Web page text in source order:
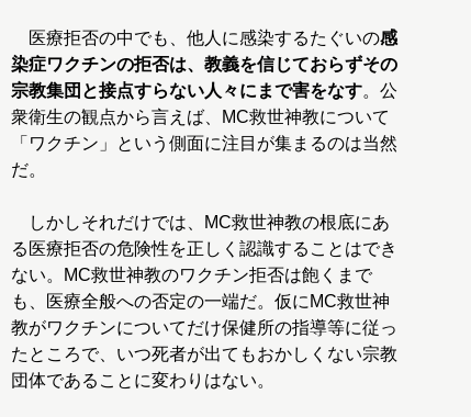
医療拒否の中でも、他人に感染するたぐいの感
染症ワクチンの拒否は、教義を信じておらずその
宗教集団と接点すらない人々にまで害をなす。公
衆衛生の観点から言えば、MC救世神教について
「ワクチン」という側面に注目が集まるのは当然
だ。
しかしそれだけでは、MC救世神教の根底にあ
る医療拒否の危険性を正しく認識することはでき
ない。MC救世神教のワクチン拒否は飽くまで
も、医療全般への否定の一端だ。仮にMC救世神
教がワクチンについてだけ保健所の指導等に従っ
たところで、いつ死者が出てもおかしくない宗教
団体であることに変わりはない。